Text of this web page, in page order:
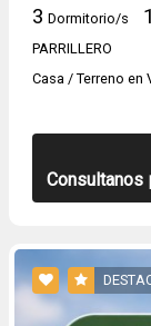
3 Dormitorio/s 1
PARRILLERO
Casa / Terreno en